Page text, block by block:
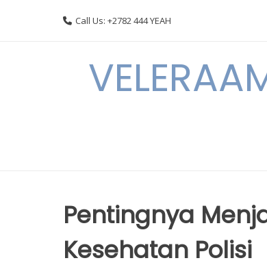
Call Us: +2782 444 YEAH
Pentingnya
Kesehatan Polisi